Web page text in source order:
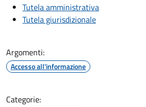
Tutela amministrativa
Tutela giurisdizionale
Argomenti:
Accesso all'informazione
Categorie: